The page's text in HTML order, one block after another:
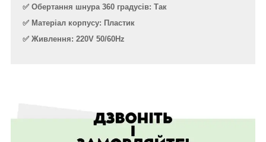
✅ Обертання шнура 360 градусів: Так
✅ Матеріал корпусу: Пластик
✅ Живлення: 220V 50/60Hz